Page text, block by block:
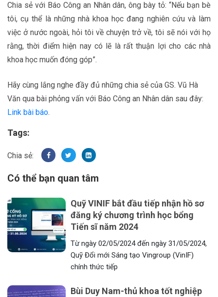
Chia sẻ với Báo Công an Nhân dân, ông bày tỏ: “Nếu bạn bè
tôi, cụ thể là những nhà khoa học đang nghiên cứu và làm
việc ở nước ngoài, hỏi tôi về chuyện trở về, tôi sẽ nói với họ
rằng, thời điểm hiện nay có lẽ là rất thuận lợi cho các nhà
khoa học muốn đóng góp”.
Hãy cùng lắng nghe đầy đủ những chia sẻ của GS. Vũ Hà
Văn qua bài phỏng vấn với Báo Công an Nhân dân sau đây:
Link bài báo.
Tags:
Có thể bạn quan tâm
Quỹ VINIF bắt đầu tiếp nhận hồ sơ
đăng ký chương trình học bổng
Tiến sĩ năm 2024
Từ ngày 02/05/2024 đến ngày 31/05/2024,
Quỹ Đổi mới Sáng tạo Vingroup (VinIF)
chính thức tiếp
Bùi Duy Nam-thủ khoa tốt nghiệp